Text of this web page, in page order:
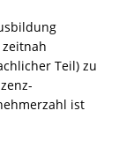
Teil) zu
ist